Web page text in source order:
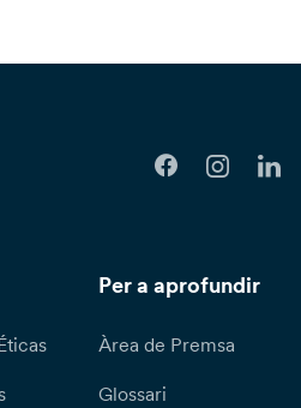
Per a aprofundir
Àrea de Premsa
Glossari